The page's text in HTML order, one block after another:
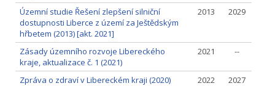
Územní studie Řešení zlepšení silniční
dostupnosti Liberce z území za Ještědským
hřbetem (2013) [akt. 2021]
2013 2029
Zásady územního rozvoje Libereckého
kraje, aktualizace č. 1 (2021)
2021 --
Zpráva o zdraví v Libereckém kraji (2020)
2022 2027